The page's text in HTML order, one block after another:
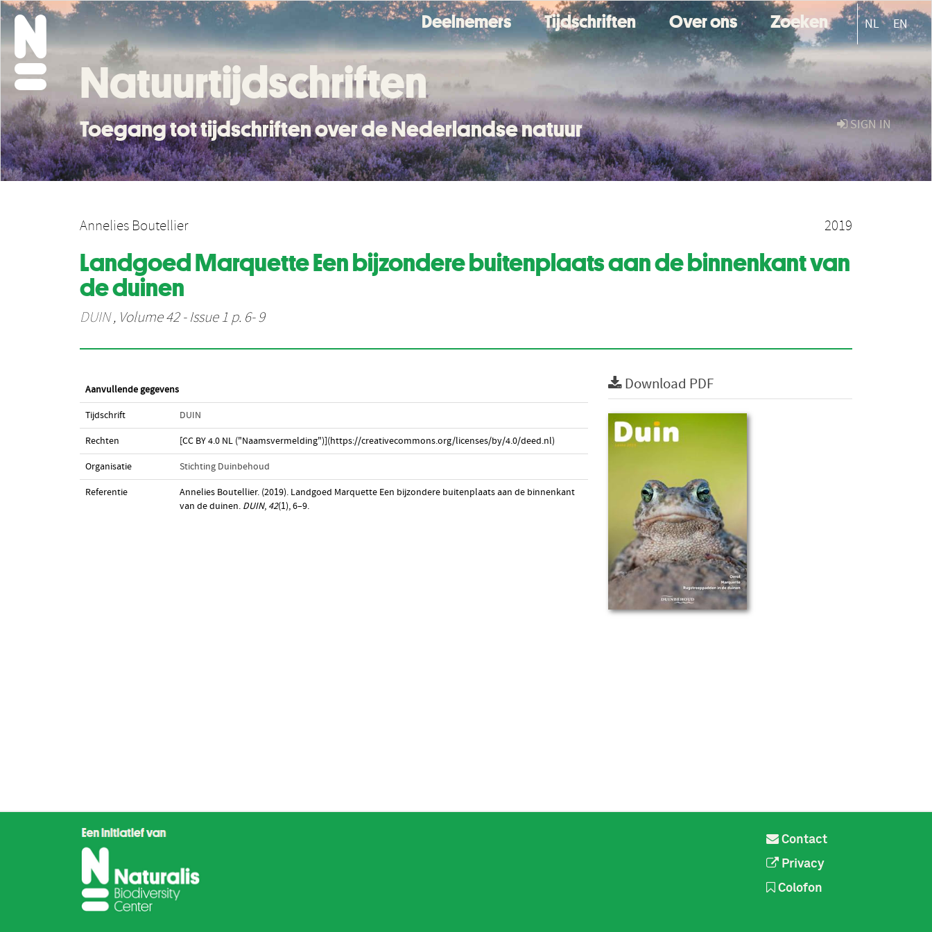
Deelnemers Tijdschriften Over ons Zoeken NL EN
SIGN IN
Natuurtijdschriften
Toegang tot tijdschriften over de Nederlandse natuur
Annelies Boutellier 2019
Landgoed Marquette Een bijzondere buitenplaats aan de binnenkant van
de duinen
DUIN, Volume 42 - Issue 1 p. 6- 9
Aanvullende gegevens
Tijdschrift DUIN
Rechten [CC BY 4.0 NL ("Naamsvermelding")](https://creativecommons.org/licenses/by/4.0/deed.nl)
Organisatie Stichting Duinbehoud
Referentie
Annelies Boutellier. (2019). Landgoed Marquette Een bijzondere buitenplaats aan de binnenkant
van de duinen. DUIN, 42(1), 6–9.
Download PDF
Contact
Privacy
Colofon